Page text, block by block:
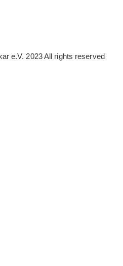
e.V. 2023 All rights reserved